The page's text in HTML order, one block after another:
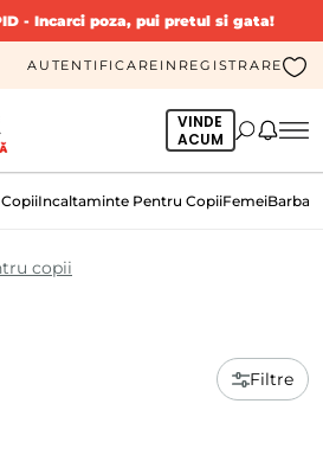
- Incarci poza, pui pretul si gata!
AUTENTIFICARE INREGISTRARE
VINDE
ACUM
Incaltaminte Pentru CopiiFemeiBarbati
copii
Filtre